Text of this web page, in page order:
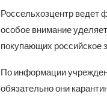
Россельхозцентр ведет
особое внимание
покупающих российское
По информации
обязательно они